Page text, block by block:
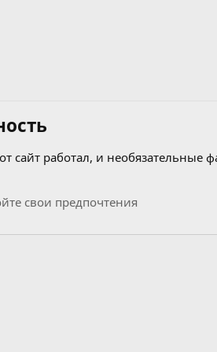
сайт работал, и необязательные
свои предпочтения